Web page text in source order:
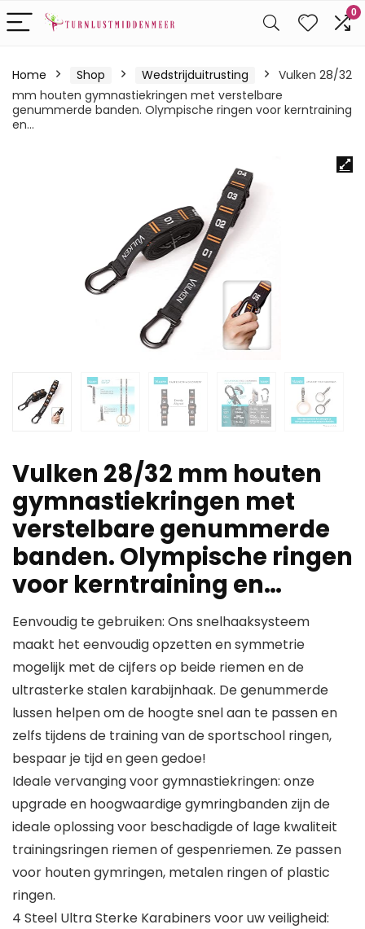
0
Home Shop Wedstrijduitrusting
Vulken 28/32
mm houten gymnastiekringen met verstelbare
genummerde banden. Olympische ringen voor kerntraining
en…
Vulken 28/32 mm houten
gymnastiekringen met
verstelbare genummerde
banden. Olympische ringen
voor kerntraining en…
Eenvoudig te gebruiken: Ons snelhaaksysteem
maakt het eenvoudig opzetten en symmetrie
mogelijk met de cijfers op beide riemen en de
ultrasterke stalen karabijnhaak. De genummerde
lussen helpen om de hoogte snel aan te passen en
zelfs tijdens de training van de sportschool ringen,
bespaar je tijd en geen gedoe!
Ideale vervanging voor gymnastiekringen: onze
upgrade en hoogwaardige gymringbanden zijn de
ideale oplossing voor beschadigde of lage kwaliteit
trainingsringen riemen of gespenriemen. Ze passen
voor houten gymringen, metalen ringen of plastic
ringen.
4 Steel Ultra Sterke Karabiners voor uw veiligheid: